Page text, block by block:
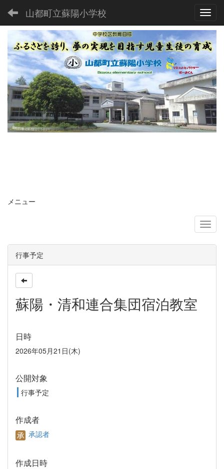
山都町立蘇陽小学校
メニュー
行事予定
蘇陽・清和連合集団宿泊教室
日時
2026年05月21日(木)
公開対象
行事予定
作成者
承認者
作成日時